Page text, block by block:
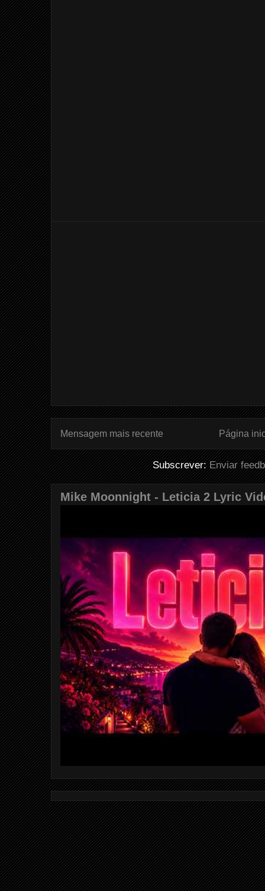
Mensagem mais recente Página
Subscrever:Enviar
Mike Moonnight - Leticia 2 Lyric